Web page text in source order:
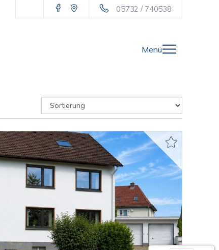
05732 / 740538
Menü